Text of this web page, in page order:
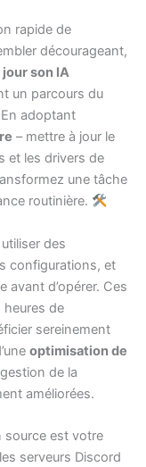
rapide de
décourageant,
son IA
un parcours du
adoptant
– mettre à jour le
et les drivers de
une tâche
routinière.
utiliser des
configurations, et
avant d’opérer. Ces
heures de
sereinement
optimisation de
de la
améliorées.
source est votre
serveurs Discord